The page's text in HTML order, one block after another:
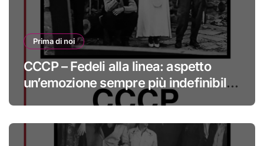
Prima di noi
CCCP – Fedeli alla linea: aspetto
un’emozione sempre più indefinibile
#primadinoi